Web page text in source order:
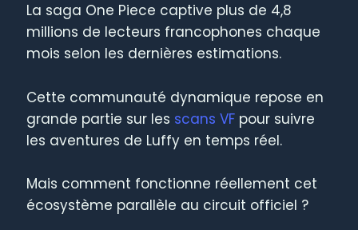
La saga One Piece captive plus de 4,8
millions de lecteurs francophones chaque
mois selon les dernières estimations.
Cette communauté dynamique repose en
grande partie sur les scans VF pour suivre
les aventures de Luffy en temps réel.
Mais comment fonctionne réellement cet
écosystème parallèle au circuit officiel ?